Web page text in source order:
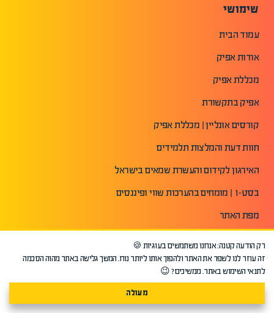
שימושי
עמוד הבית
אודות אפיק
מכללת אפיק
אפיק בתקשורת
קורסים אונליין | מכללת אפיק
חוות דעת והמלצות תלמידים
האירגון לקידום והעשרת שמאים בישראל
בסט-1 | מומחים בהערכות שווי ופיננסים
מפת האתר
תנאי שימוש באתר
מדיניות פרטיות
רק הודעה קטנה: אנחנו משתמשים בעוגיות 🍪
זה עוזר לנו לשפר את האתר ולהפוך אותו ליותר נוח. המשך גלישה באתר מהוה הסכמה
לתנאי השימוש באתר. ממשיכים? 😉
מעולה